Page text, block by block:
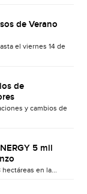
de Verano
el viernes 14 de
de
y cambios de
5 mil
en la...